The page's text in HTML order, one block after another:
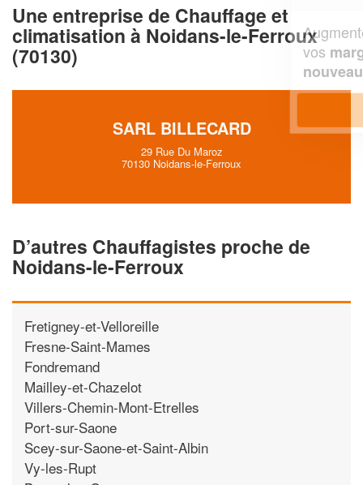
Une entreprise de Chauffage et
climatisation à Noidans-le-Ferroux
(70130)
SARL BILLECARD
29 Rue Du Maroz
70130 Noidans-le-Ferroux
D’autres Chauffagistes proche de
Noidans-le-Ferroux
Fretigney-et-Velloreille
Fresne-Saint-Mames
Fondremand
Mailley-et-Chazelot
Villers-Chemin-Mont-Etrelles
Port-sur-Saone
Scey-sur-Saone-et-Saint-Albin
Vy-les-Rupt
Augmentez votrechiffre d'affaireset
tout en gagnant de